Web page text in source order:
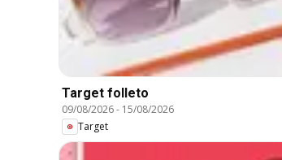
Target folleto
09/08/2026- 15/08/2026
Target